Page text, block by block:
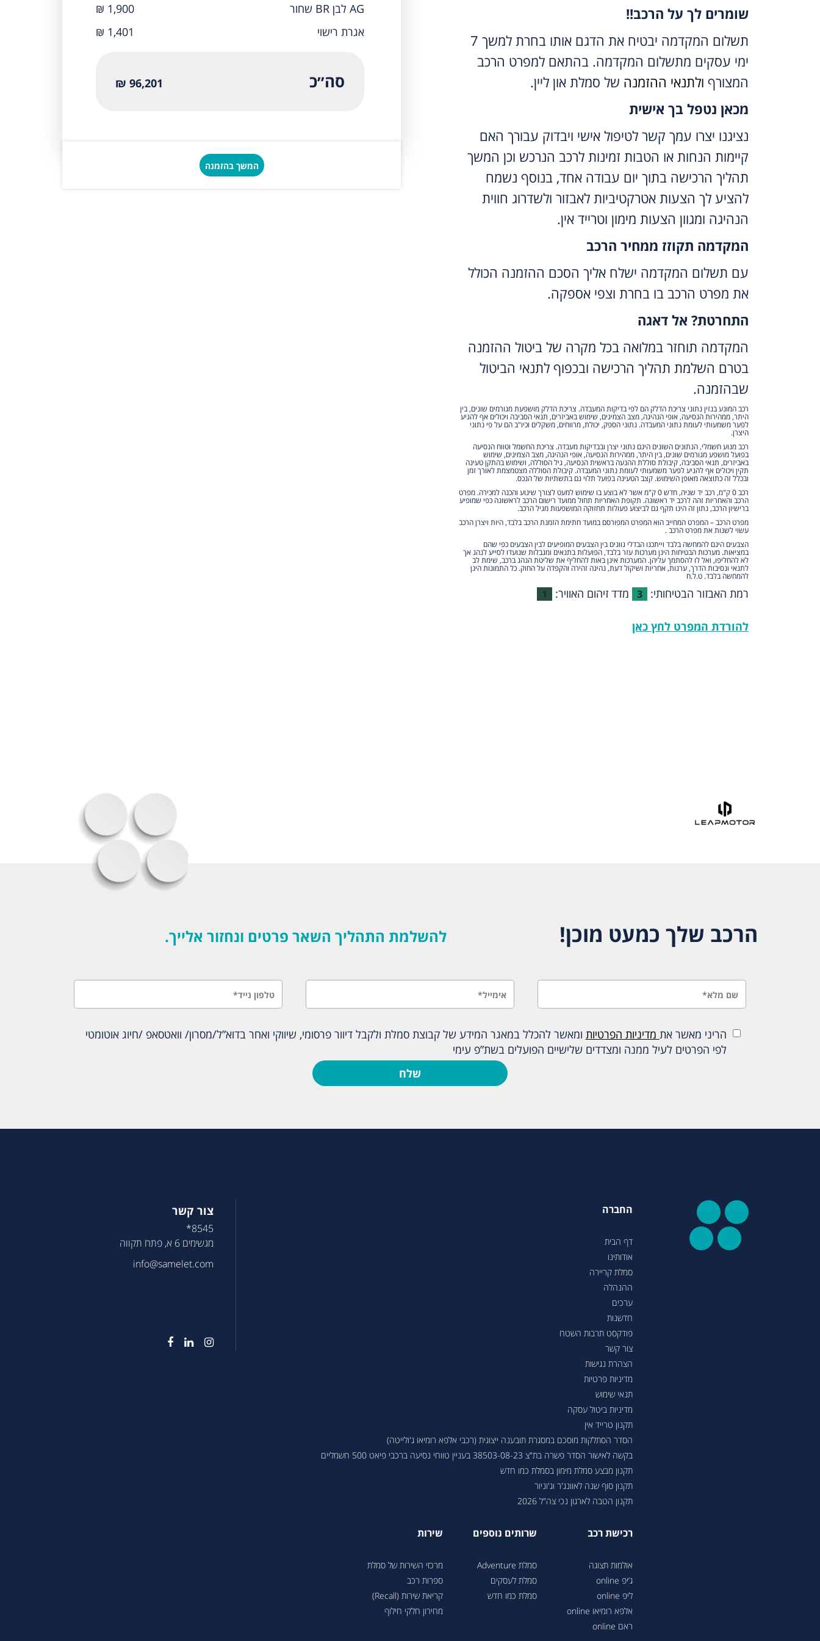
שומרים לך על הרכב!!
תשלום המקדמה יבטיח את הדגם אותו בחרת למשך 7
ימי עסקים מתשלום המקדמה. בהתאם למפרט הרכב
המצורף ולתנאי ההזמנה של סמלת און ליין.
מכאן נטפל בך אישית
נציגנו יצרו עמך קשר לטיפול אישי ויבדוק עבורך האם
קיימות הנחות או הטבות זמינות לרכב הנרכש וכן המשך
תהליך הרכישה בתוך יום עבודה אחד, בנוסף נשמח
להציע לך הצעות אטרקטיביות לאבזור ולשדרוג חווית
הנהיגה ומגוון הצעות מימון וטרייד אין.
המקדמה תקוזז ממחיר הרכב
עם תשלום המקדמה ישלח אליך הסכם ההזמנה הכולל
את מפרט הרכב בו בחרת וצפי אספקה.
התחרטת? אל דאגה
המקדמה תוחזר במלואה בכל מקרה של ביטול ההזמנה
בטרם השלמת תהליך הרכישה ובכפוף לתנאי הביטול
שבהזמנה.
רכב המונע בנזין נתוני צריכת הדלק הם לפי בדיקות המעבדה. צריכת הדלק מושפעת מגורמים שונים, בין
היתר, ממהירות הנסיעה, אופי הנהיגה, מצב הצמיגים, שימוש באביזרים, תנאי הסביבה ויכולים אף להגיע
לפער משמעותי לעומת נתוני המעבדה. נתוני הספק, יכולת, מרווחים, משקלים וכיו"ב הם על פי נתוני
היצרן.
רכב מנוע חשמלי, הנתונים השונים הינם נתוני יצרן ובבדיקות מעבדה. צריכת החשמל וטווח הנסיעה
בפועל מושפע מגורמים שונים, בין היתר, ממהירות הנסיעה, אופי הנהיגה, מצב הצמיגים, שימוש
באביזרים, תנאי הסביבה, קיבולת סוללת ההנעה בראשית הנסיעה, גיל הסוללה, ושימוש בהתקן טעינה
תקין ויכולים אף להגיע לפער משמעותי לעומת נתוני המעבדה. קיבולת הסוללה מצטמצמת לאורך זמן
ובכלל זה כתוצאה מאופן השימוש. קצב הטעינה בפועל תלוי גם בתשתיות של הנכס.
רכב 0 ק"מ, רכב יד שניה, חדש 0 ק"מ אשר לא בוצע בו שימוש למעט לצורך שינוע והכנה למכירה. מפרט
הרכב והאחריות זהה לרכב יד ראשונה. תקופת האחריות תחול ממועד רישום הרכב לראשונה כפי שמופיע
ברישיון הרכב, נתון זה הינו תקף גם לביצוע פעולות תחזוקה המושפעות מגיל הרכב.
מפרט הרכב – המפרט המחייב הוא המפרט המפורסם במועד חתימת הזמנת הרכב בלבד, היות ויצרן הרכב
עשוי לשנות את מפרט הרכב .
הצבעים הינם להמחשה בלבד וייתכנו הבדלי גוונים בין הצבעים המופיעים לבין הצבעים כפי שהם
במציאות. מערכות הבטיחות הינן מערכות עזר בלבד, הפועלות בתנאים ומגבלות שנועדו לסייע לנהג אך
לא להחליפו, ואל לו להסתמך עליהן. המערכות אינן באות להחליף את שליטת הנהג ברכב, שימת לב
לתנאי ונסיבות הדרך, ערנות, אחריות ושיקול דעת, נהיגה זהירה והקפדה על החוק. כל התמונות הינן
להמחשה בלבד. ט.ל.ח
רמת האבזור הבטיחותי: 3 מדד זיהום האוויר: 1
להורדת המפרט לחץ כאן
AG לבן BR שחור
₪ 1,900
אגרת רישוי
₪ 1,401
סה״כ 96,201 ₪
המשך בהזמנה
הרכב שלך כמעט מוכן! להשלמת התהליך השאר פרטים ונחזור אלייך.
הריני מאשר את מדיניות הפרטיות ומאשר להכלל במאגר המידע של קבוצת סמלת ולקבל דיוור פרסומי, שיווקי ואחר בדוא”ל/מסרון/ וואטסאפ /חיוג אוטומטי
לפי הפרטים לעיל ממנה ומצדדים שלישיים הפועלים בשת”פ עימי
שלח
החברה
דף הבית
אודותינו
סמלת קריירה
ההנהלה
ערכים
חדשנות
פודקסט תרבות השטח
צור קשר
הצהרת נגישות
מדיניות פרטיות
תנאי שימוש
מדיניות ביטול עסקה
תקנון טרייד אין
הסדר הסתלקות מוסכם במסגרת תובענה ייצוגית (רכבי אלפא רומיאו ג'ולייטה)
בקשה לאישור הסדר פשרה בת"צ 38503-08-23 בעניין טווחי נסיעה ברכבי פיאט 500 חשמליים
תקנון מבצע סמלת מימון בסמלת כמו חדש
תקנון סוף שנה לאוונג'ר וג'וניור
תקנון הטבה לארגון נכי צה"ל 2026
רכישת רכב
אולמות תצוגה
ג’יפ online
ליפ online
אלפא רומיאו online
ראם online
שרותים נוספים
סמלת Adventure
סמלת לעסקים
סמלת כמו חדש
שירות
מרכזי השירות של סמלת
ספרות רכב
קריאת שירות (Recall)
מחירון חלקי חילוף
צור קשר
8545*
מגשימים 6 א, פתח תקווה
info@samelet.com